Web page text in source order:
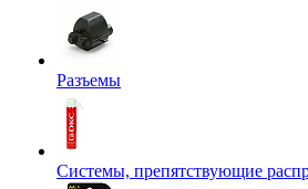
Разъемы
Системы, препятствующие